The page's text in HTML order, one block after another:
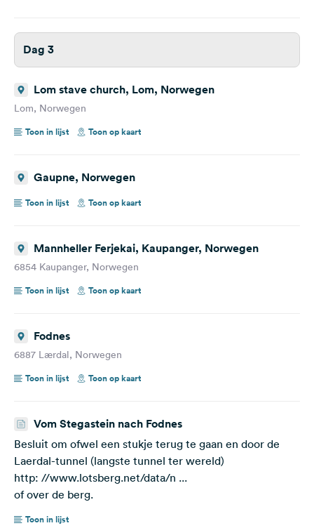
Dag 3
Lom stave church, Lom, Norwegen
Lom, Norwegen
Toon in lijst
Toon op kaart
Gaupne, Norwegen
Toon in lijst Toon op kaart
Mannheller Ferjekai, Kaupanger, Norwegen
6854 Kaupanger, Norwegen
Toon in lijst
Toon op kaart
Fodnes
6887 Lærdal, Norwegen
Toon in lijst
Toon op kaart
Vom Stegastein nach Fodnes
Besluit om ofwel een stukje terug te gaan en door de
Laerdal-tunnel (langste tunnel ter wereld)
http: //www.lotsberg.net/data/n ...
of over de berg.
Toon in lijst